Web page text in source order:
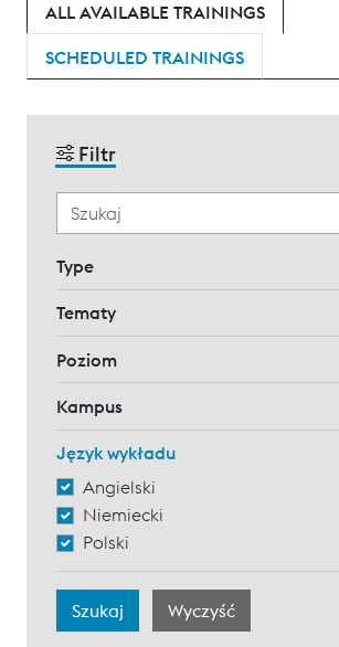
ALL AVAILABLE TRAININGS
SCHEDULED TRAININGS
Filtr
Type
Tematy
Poziom
Kampus
Język wykładu
Angielski
Niemiecki
Polski